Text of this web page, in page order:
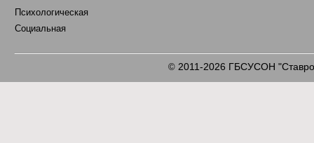
Психологическая
Социальная
©2011-2026 ГБСУСОН